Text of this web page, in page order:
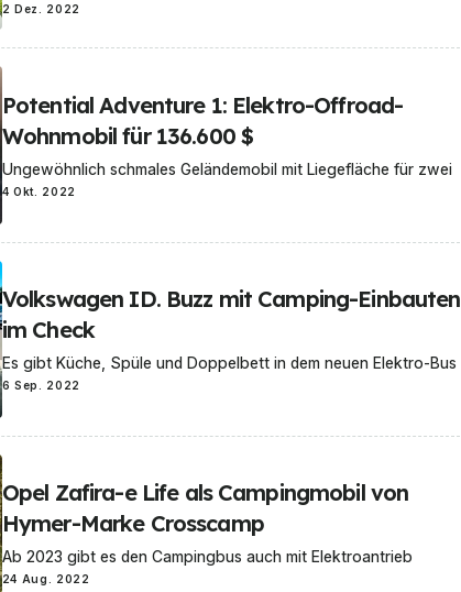
2 Dez. 2022
Potential Adventure 1: Elektro-Offroad-
Wohnmobil für 136.600 $
Ungewöhnlich schmales Geländemobil mit Liegefläche für zwei
4 Okt. 2022
Volkswagen ID. Buzz mit Camping-Einbauten
im Check
Es gibt Küche, Spüle und Doppelbett in dem neuen Elektro-Bus
6 Sep. 2022
Opel Zafira-e Life als Campingmobil von
Hymer-Marke Crosscamp
Ab 2023 gibt es den Campingbus auch mit Elektroantrieb
24 Aug. 2022